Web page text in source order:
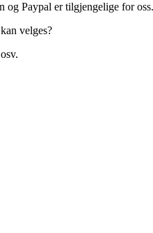
og Paypal er tilgjengelige for oss.
velges?